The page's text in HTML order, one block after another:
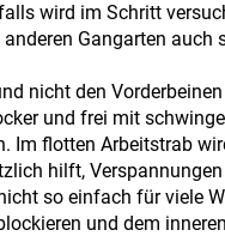
wird im Schritt
Gangarten
nicht den
und frei mit
Im flotten Arbeitstrab
hilft,
so einfach für viele
und dem